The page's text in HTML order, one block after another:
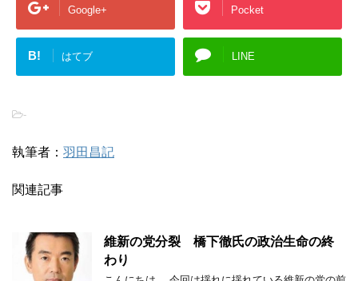
Google+ Pocket
B! はてブ LINE
-
執筆者： 羽田昌記
関連記事
維新の党分裂 橋下徹氏の政治生命の終
わり